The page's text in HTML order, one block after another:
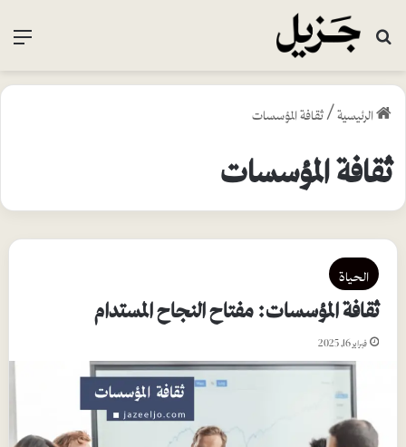
بحث عن
الرئيسية/ثقافة المؤسسات
ثقافة المؤسسات
الحياة
ثقافة المؤسسات: مفتاح النجاح المستدام
فبراير 16, 2025